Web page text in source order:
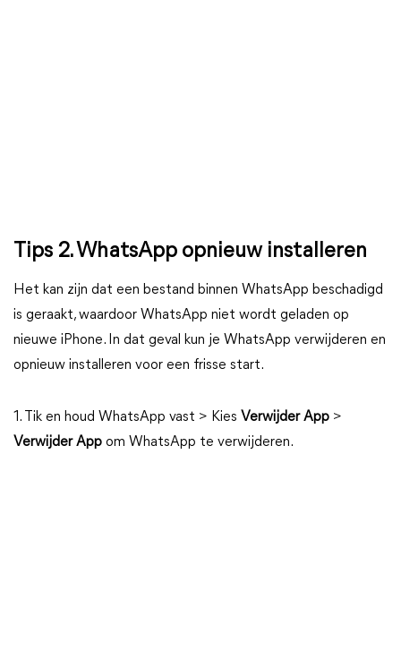
Tips 2. WhatsApp opnieuw installeren
Het kan zijn dat een bestand binnen WhatsApp beschadigd
is geraakt, waardoor WhatsApp niet wordt geladen op
nieuwe iPhone. In dat geval kun je WhatsApp verwijderen en
opnieuw installeren voor een frisse start.
1. Tik en houd WhatsApp vast > Kies Verwijder App >
Verwijder App om WhatsApp te verwijderen.